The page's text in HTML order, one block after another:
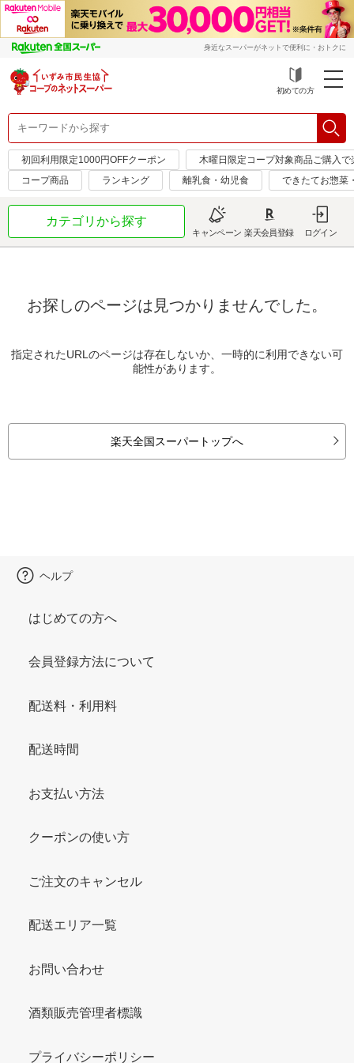
身近なスーパーがネットで便利に・おトクに
初めての方
初回利用限定1000円OFFクーポン
木曜日限定コープ対象商品ご購入
コープ商品
ランキング 離乳食・幼児食 できたてお惣菜
カテゴリから探す
キャンペーン 楽天会員登録 ログイン
お探しのページは見つかりませんでした。
指定されたURLのページは存在しないか、一時的に利用できない可
能性があります。
楽天全国スーパートップへ
ヘルプ
はじめての方へ
会員登録方法について
配送料・利用料
配送時間
お支払い方法
クーポンの使い方
ご注文のキャンセル
配送エリア一覧
お問い合わせ
酒類販売管理者標識
プライバシーポリシー